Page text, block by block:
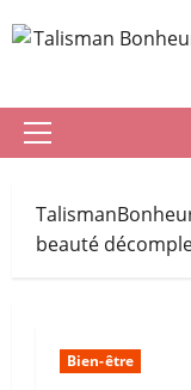
au
Menu
beauté
Bien-être